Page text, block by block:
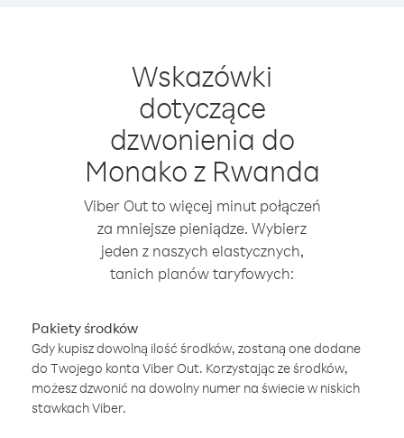
Wskazówki
dotyczące
dzwonienia do
Monako z Rwanda
Viber Out to więcej minut połączeń
za mniejsze pieniądze. Wybierz
jeden z naszych elastycznych,
tanich planów taryfowych:
Pakiety środków
Gdy kupisz dowolną ilość środków, zostaną one dodane
do Twojego konta Viber Out. Korzystając ze środków,
możesz dzwonić na dowolny numer na świecie w niskich
stawkach Viber.